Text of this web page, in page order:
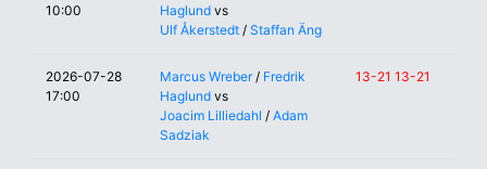
10:00
Haglund vs
Ulf Åkerstedt / Staffan Äng
2026-07-28
17:00
Marcus Wreber/ Fredrik
Haglund vs
Joacim Lilliedahl / Adam
Sadziak
13-21 13-21